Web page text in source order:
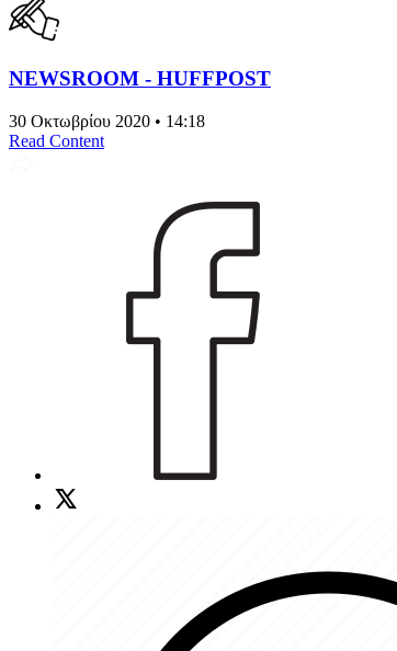
NEWSROOM - HUFFPOST
30 Οκτωβρίου 2020 • 14:18
Read Content